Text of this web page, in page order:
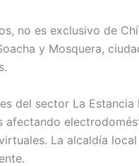
no es exclusivo de
y Mosquera,
del sector La Estancia
afectando
La alcaldía